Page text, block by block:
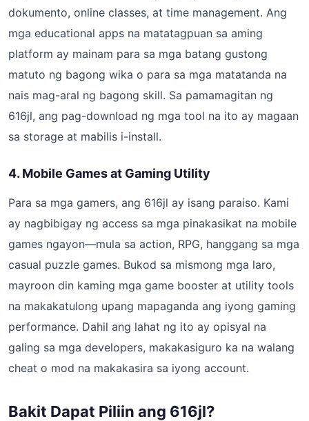
dokumento, online classes, at time management. Ang
mga educational apps na matatagpuan sa aming
platform ay mainam para sa mga batang gustong
matuto ng bagong wika o para sa mga matatanda na
nais mag-aral ng bagong skill. Sa pamamagitan ng
616jl, ang pag-download ng mga tool na ito ay magaan
sa storage at mabilis i-install.
4. Mobile Games at Gaming Utility
Para sa mga gamers, ang 616jl ay isang paraiso. Kami
ay nagbibigay ng access sa mga pinakasikat na mobile
games ngayon—mula sa action, RPG, hanggang sa mga
casual puzzle games. Bukod sa mismong mga laro,
mayroon din kaming mga game booster at utility tools
na makakatulong upang mapaganda ang iyong gaming
performance. Dahil ang lahat ng ito ay opisyal na
galing sa mga developers, makakasiguro ka na walang
cheat o mod na makakasira sa iyong account.
Bakit Dapat Piliin ang 616jl?